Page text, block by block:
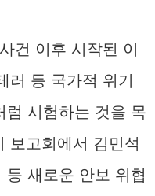
건 이후 시작된 이
러 등 국가적 위기
럼 시험하는 것을 목
보고회에서 김민석
등 새로운 안보 위협